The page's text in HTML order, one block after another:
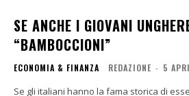
SE ANCHE I GIOVANI
“BAMBOCCIONI”
ECONOMIA & FINANZA REDAZIONE - 5
Se gli italiani hanno la fama storica di